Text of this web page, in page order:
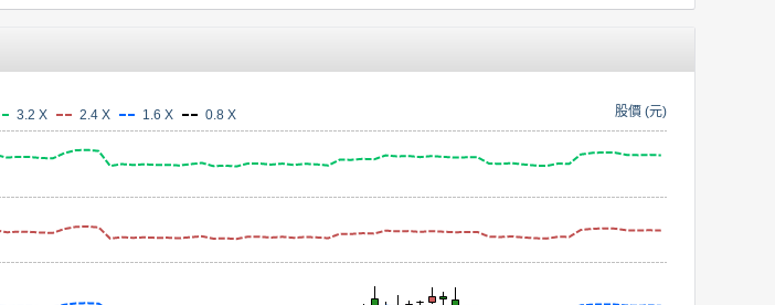
股價 (元)
3.2 X 2.4 X 1.6 X 0.8 X